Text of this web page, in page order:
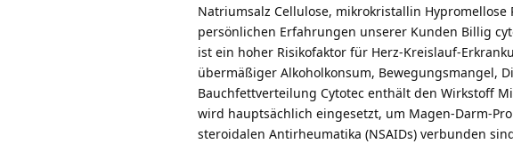
Natriumsalz Cellulose, mikrokristallin
persönlichen Erfahrungen unserer Kunden Billig
ist ein hoher Risikofaktor für Herz-Kreislauf-
übermäßiger Alkoholkonsum, Bewegungsmangel,
Bauchfettverteilung Cytotec enthält den Wirkstoff
wird hauptsächlich eingesetzt, um Magen-Darm-
steroidalen Antirheumatika (NSAIDs) verbunden